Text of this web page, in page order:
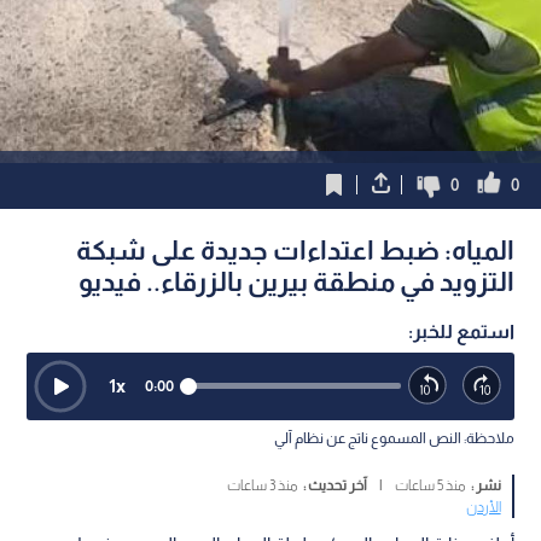
0
0
المياه: ضبط اعتداءات جديدة على شبكة
التزويد في منطقة بيرين بالزرقاء.. فيديو
استمع للخبر:
0:00
1x
ملاحظة: النص المسموع ناتج عن نظام آلي
نشر : منذ 5 ساعات | آخر تحديث : منذ 3 ساعات
الأردن